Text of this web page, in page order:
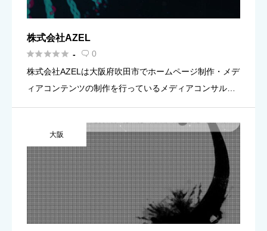
株式会社AZEL
 -  0
株式会社AZELは大阪府吹田市でホームページ制作・メデ
ィアコンテンツの制作を行っているメディアコンサルテ
大阪